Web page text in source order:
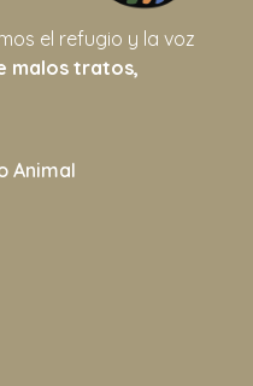
el refugio y la voz
malos tratos,
Animal